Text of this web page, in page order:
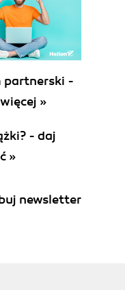
partnerski -
»
- daj
»
newsletter